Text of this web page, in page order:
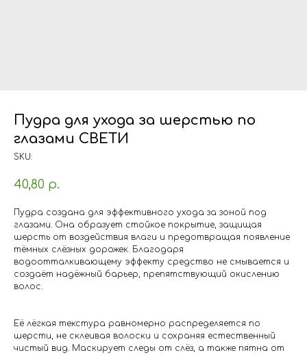
Пудра для ухода за шерстью по
глазами СВЕТИ
SKU:
40,80 р.
Пудра создана для эффективного ухода за зоной под
глазами. Она образует стойкое покрытие, защищая
шерсть от воздействия влаги и предотвращая появление
тёмных слёзных дорожек. Благодаря
водоотталкивающему эффекту средство не смывается и
создаёт надёжный барьер, препятствующий окислению
волос.
Её лёгкая текстура равномерно распределяется по
шерсти, не склеивая волоски и сохраняя естественный
чистый вид. Маскирует следы от слёз, а также пятна от